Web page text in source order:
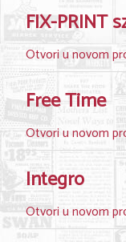
Kuća i bašta
Gastronomija
Sport i rekreacija
Zdravlje i medicina
Hobi i razonoda
UPIS FIRMI
MARKETING
FIX-PRINT
Otvori u novom
Free Time
Otvori u novom
Integro
Otvori u novom